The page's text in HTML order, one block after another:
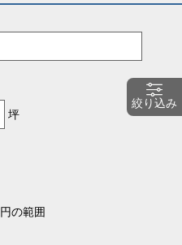
絞り込み
坪
円の範囲